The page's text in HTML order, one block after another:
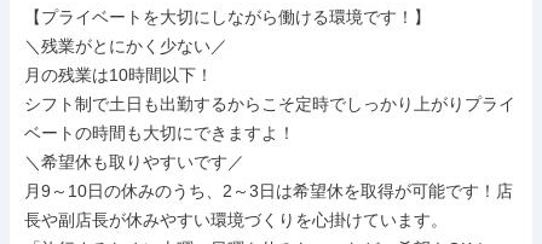
【プライベートを大切にしながら働ける環境です！】
＼残業がとにかく少ない／
月の残業は10時間以下！
シフト制で土日も出勤するからこそ定時でしっかり上がりプライ
ベートの時間も大切にできますよ！
＼希望休も取りやすいです／
月9～10日の休みのうち、2～3日は希望休を取得が可能です！店
長や副店長が休みやすい環境づくりを心掛けています。